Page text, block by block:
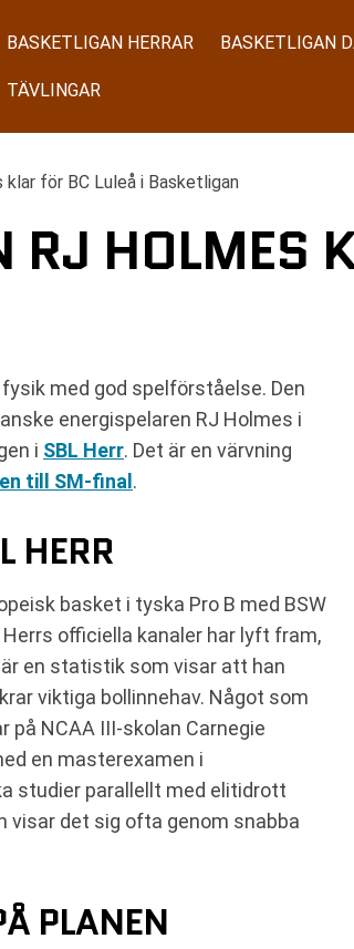
BASKETLIGAN HERRAR BASKETLIGAN
TÄVLINGAR
klar för BC Luleå i Basketligan
RJ HOLMES
med god spelförståelse. Den
energispelaren RJ Holmes i
i SBL Herr. Det är en värvning
till SM-final .
HERR
basket i tyska Pro B med BSW
officiella kanaler har lyft fram,
en statistik som visar att han
viktiga bollinnehav. Något som
på NCAA III-skolan Carnegie
en masterexamen i
studier parallellt med elitidrott
visar det sig ofta genom snabba
PLANEN